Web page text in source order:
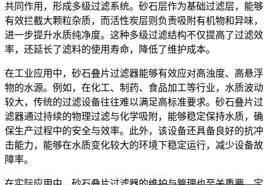
共同作用，形成多级过滤系统。砂石层作为基础过滤层，能够
有效拦截大颗粒杂质，而活性炭层则负责吸附有机物和异味，
进一步提升水质纯净度。这种多级过滤结构不仅提高了过滤效
率，还延长了滤料的使用寿命，降低了维护成本。
在工业应用中，砂石叠片过滤器能够有效应对高浊度、高悬浮
物的水源。例如，在化工、制药、食品加工等行业，水质波动
较大，传统的过滤设备往往难以满足高标准要求。砂石叠片过
滤器通过持续的物理过滤与化学吸附，能够稳定保持水质，确
保生产过程中的安全与效率。此外，该设备还具备良好的抗冲
击能力，能够在水质变化较大的环境下稳定运行，减少设备故
障率。